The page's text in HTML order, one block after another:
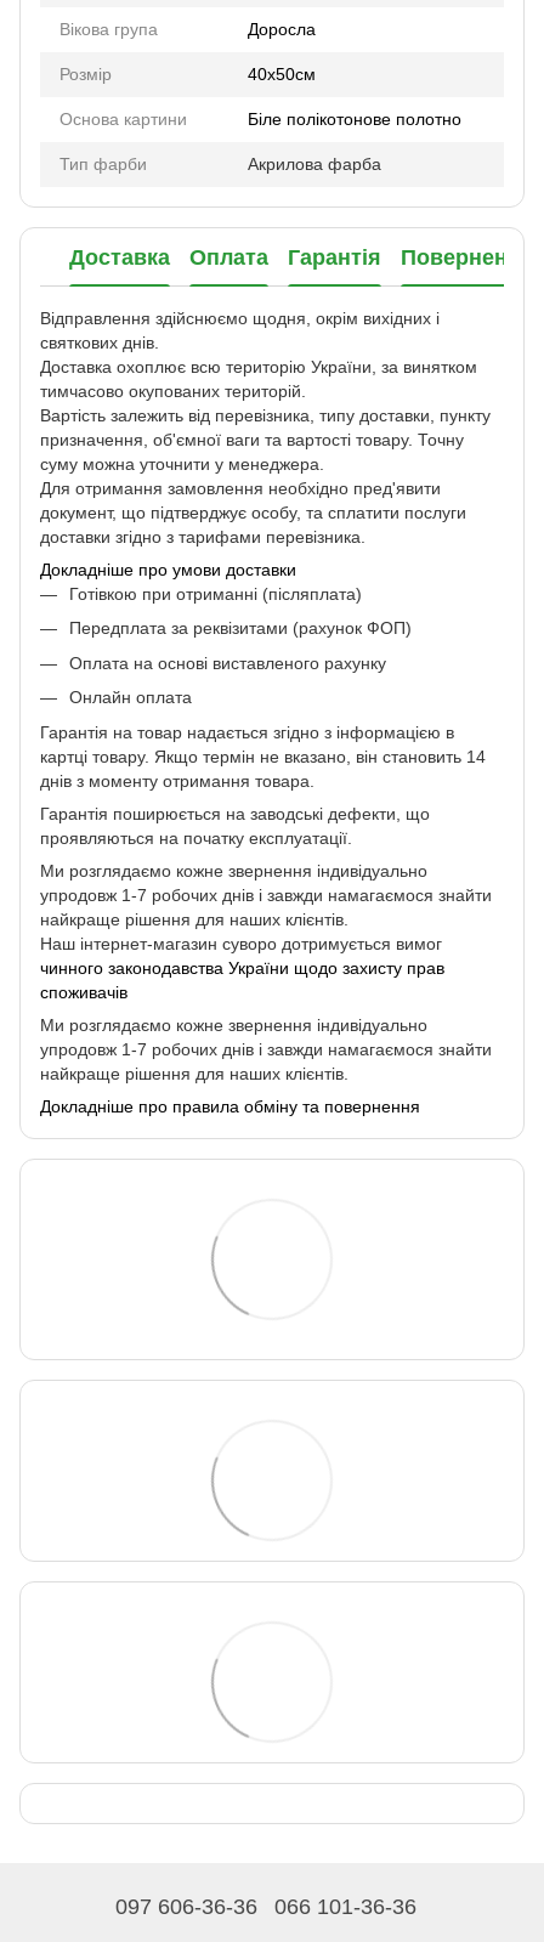
Вікова група Доросла
Розмір 40х50см
Основа картини Біле полікотонове полотно
Тип фарби Акрилова фарба
Доставка Оплата Гарантія Повернення
Відправлення здійснюємо щодня, окрім вихідних і
святкових днів.
Доставка охоплює всю територію України, за винятком
тимчасово окупованих територій.
Вартість залежить від перевізника, типу доставки, пункту
призначення, об'ємної ваги та вартості товару. Точну
суму можна уточнити у менеджера.
Для отримання замовлення необхідно пред'явити
документ, що підтверджує особу, та сплатити послуги
доставки згідно з тарифами перевізника.
Докладніше про умови доставки
Готівкою при отриманні (післяплата)
Передплата за реквізитами (рахунок ФОП)
Оплата на основі виставленого рахунку
Онлайн оплата
Гарантія на товар надається згідно з інформацією в
картці товару. Якщо термін не вказано, він становить 14
днів з моменту отримання товара.
Гарантія поширюється на заводські дефекти, що
проявляються на початку експлуатації.
Ми розглядаємо кожне звернення індивідуально
упродовж 1-7 робочих днів і завжди намагаємося знайти
найкраще рішення для наших клієнтів.
Наш інтернет-магазин суворо дотримується вимог
чинного законодавства України щодо захисту прав
споживачів
Ми розглядаємо кожне звернення індивідуально
упродовж 1-7 робочих днів і завжди намагаємося знайти
найкраще рішення для наших клієнтів.
Докладніше про правила обміну та повернення
097 606-36-36 066 101-36-36